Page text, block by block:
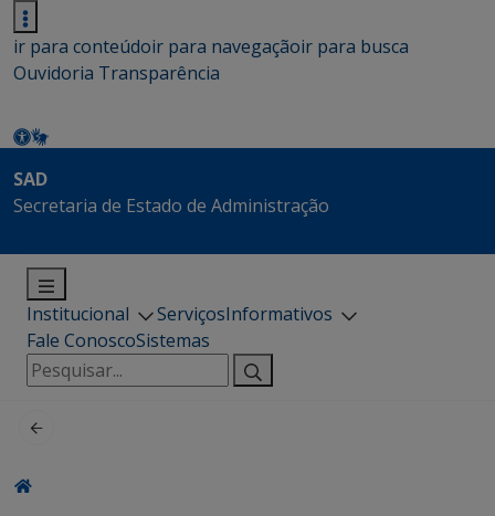
ir para conteúdoir para navegaçãoir para busca
Ouvidoria Transparência
SAD
Secretaria de Estado de Administração
Institucional ServiçosInformativos
Fale ConoscoSistemas
Pesquisar
por: